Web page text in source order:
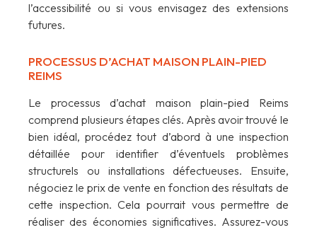
l’accessibilité ou si vous envisagez des extensions
futures.
PROCESSUS D’ACHAT MAISON PLAIN-PIED
REIMS
Le processus d’achat maison plain-pied Reims
comprend plusieurs étapes clés. Après avoir trouvé le
bien idéal, procédez tout d’abord à une inspection
détaillée pour identifier d’éventuels problèmes
structurels ou installations défectueuses. Ensuite,
négociez le prix de vente en fonction des résultats de
cette inspection. Cela pourrait vous permettre de
réaliser des économies significatives. Assurez-vous